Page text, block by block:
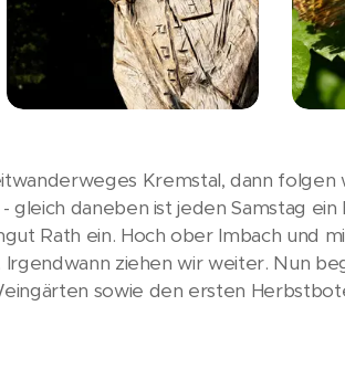
Kremstal, dann folgen
daneben ist jeden Samstag
Rath ein. Hoch ober Imbach und
ziehen wir weiter. Nun
sowie den ersten